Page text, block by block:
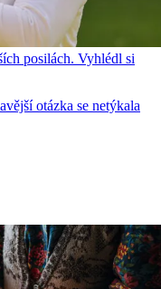
posilách. Vyhlédl si
otázka se netýkala